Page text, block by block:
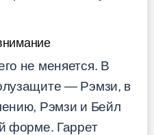
не меняется. В
— Рэмзи, в
Рэмзи и Бейл
форме. Гаррет